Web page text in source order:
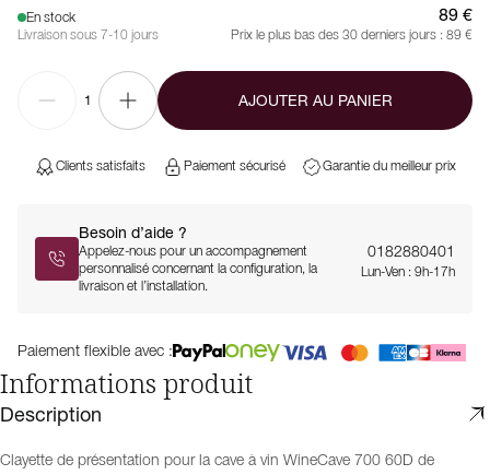
En stock
Livraison sous 7-10 jours
89 €
Prix le plus bas des 30 derniers jours : 89 €
1 AJOUTER AU PANIER
Clients satisfaits Paiement sécurisé Garantie du meilleur prix
Besoin d’aide ?
Appelez-nous pour un accompagnement
personnalisé concernant la configuration, la
livraison et l’installation.
0182880401
Lun-Ven : 9h-17h
Paiement flexible avec :
Informations produit
Description
Clayette de présentation pour la cave à vin WineCave 700 60D de